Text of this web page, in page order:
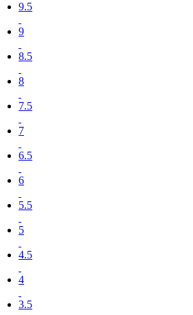
9.5
9
8.5
8
7.5
7
6.5
6
5.5
5
4.5
4
3.5